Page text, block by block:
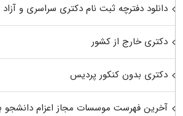
دانلود دفترچه ثبت نام دکتری سراسری و آزاد
دکتری خارج از کشور
دکتری بدون کنکور پردیس
آخرین فهرست موسسات مجاز اعزام دانشجو